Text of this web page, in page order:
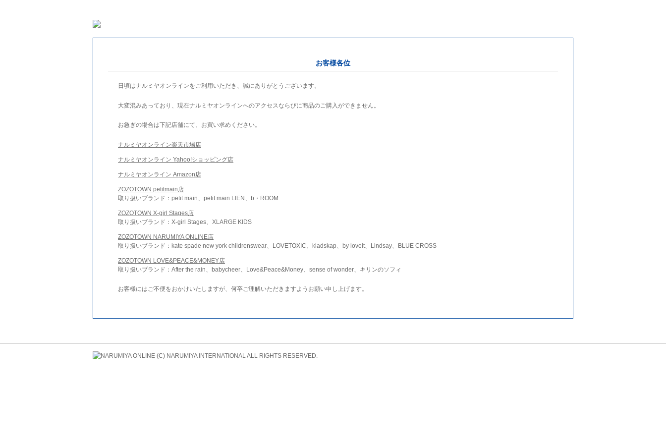
お客様各位
日頃はナルミヤオンラインをご利用いただき、誠にありがとうございます。
大変混みあっており、現在ナルミヤオンラインへのアクセスならびに商品のご購入ができません。
お急ぎの場合は下記店舗にて、お買い求めください。
ナルミヤオンライン楽天市場店
ナルミヤオンライン Yahoo!ショッピング店
ナルミヤオンライン Amazon店
ZOZOTOWN petitmain店
取り扱いブランド：petit main、petit main LIEN、b・ROOM
ZOZOTOWN X-girl Stages店
取り扱いブランド：X-girl Stages、XLARGE KIDS
ZOZOTOWN NARUMIYA ONLINE店
取り扱いブランド：kate spade new york childrenswear、LOVETOXIC、kladskap、by loveit、Lindsay、BLUE CROSS
ZOZOTOWN LOVE&PEACE&MONEY店
取り扱いブランド：After the rain、babycheer、Love&Peace&Money、sense of wonder、キリンのソフィ
お客様にはご不便をおかけいたしますが、何卒ご理解いただきますようお願い申し上げます。